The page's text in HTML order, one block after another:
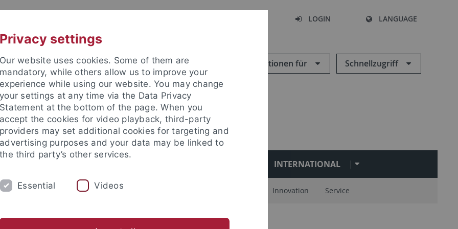
LOGIN LANGUAGE
Informationen für Schnellzugriff
INTERNATIONAL
Zentren und Institute Nachwuchsförderung Innovation Service
Digital Humanities Center
Privacy settings
Our website uses cookies. Some of them are
mandatory, while others allow us to improve your
experience while using our website. You may change
your settings at any time via the Data Privacy
Statement at the bottom of the page. When you
accept the cookies for video playback, third-party
providers may set additional cookies for targeting and
advertising purposes and your data may be linked to
the third party’s other services.
Essential Videos